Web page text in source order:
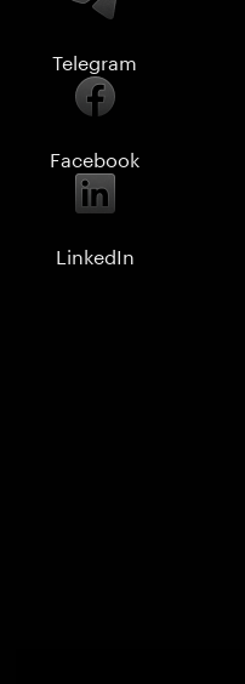
Telegram
Facebook
LinkedIn